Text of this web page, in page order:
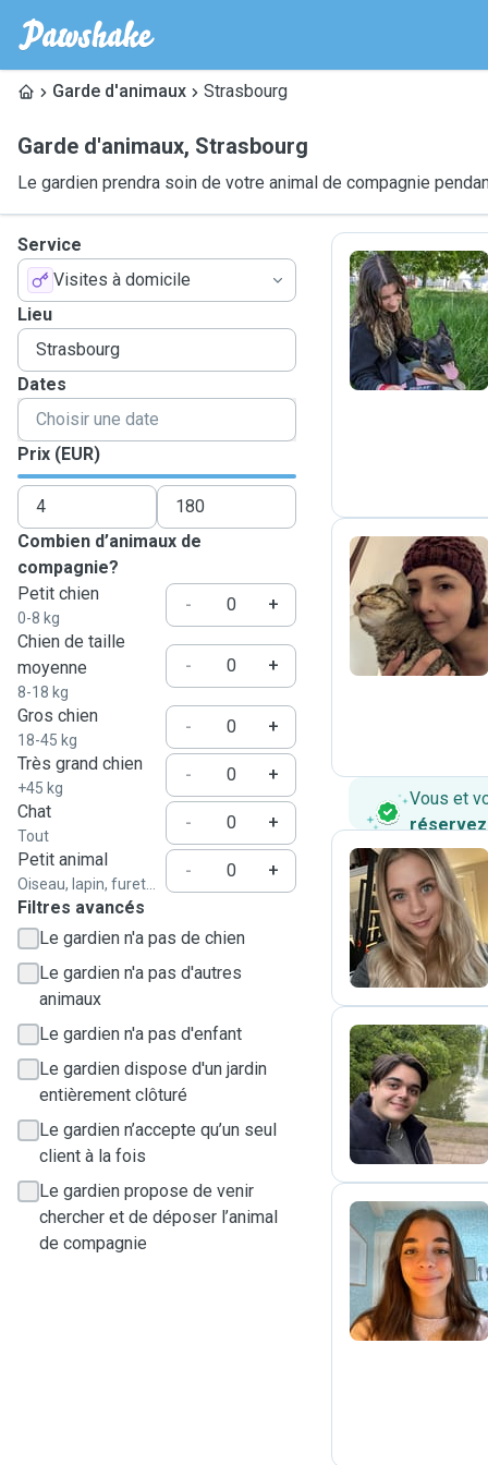
Garde d'animaux Strasbourg
Garde d'animaux, Strasbourg
Le gardien prendra soin de votre animal de compagnie
Service
Visites à domicile
Lieu
Dates
Prix (EUR)
Combien d’animaux de
compagnie?
Petit chien
0-8 kg
-
+
Chien de taille
moyenne
8-18 kg
- +
Gros chien
18-45 kg
-
+
Très grand chien
+45 kg
-
+
Chat
Tout
-
+
Petit animal
Oiseau, lapin, furet...
-
+
Filtres avancés
Le gardien n'a pas de chien
Le gardien n'a pas d'autres
animaux
Le gardien n'a pas d'enfant
Le gardien dispose d'un jardin
entièrement clôturé
Le gardien n’accepte qu’un seul
client à la fois
Le gardien propose de venir
chercher et de déposer l’animal
de compagnie
E
D
Vous et
réservez
A
A
A